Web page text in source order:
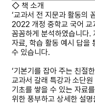
◇ 책 소개
‘교과서 전 지문과 활동의
2022 개정 중학교 국어 교
꼼꼼하게 분석하였습니다.
자료, 학습 활동 예시 답을
수 있습니다.
‘기본기를 잡아 주는 친절
교과서 갈래 특강과 소단
기초를 쌓을 수 있는 자료
위한 풍부하고 상세한 설